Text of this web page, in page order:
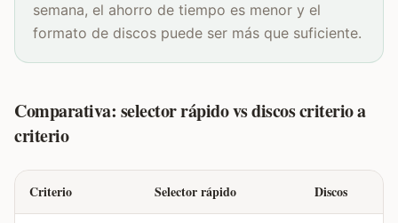
semana, el ahorro de tiempo es menor y el
formato de discos puede ser más que suficiente.
Comparativa: selector rápido vs discos criterio a
criterio
Criterio Selector rápido Discos